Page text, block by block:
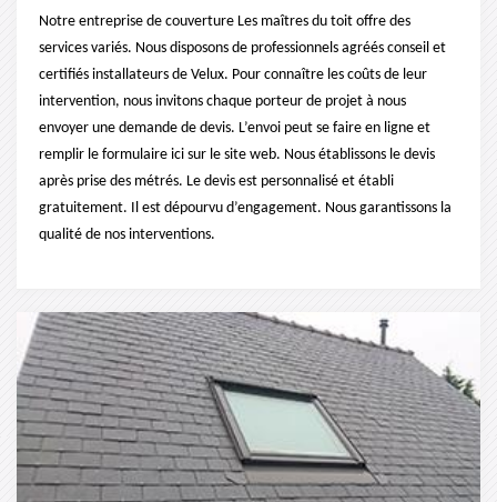
Notre entreprise de couverture Les maîtres du toit offre des
services variés. Nous disposons de professionnels agréés conseil et
certifiés installateurs de Velux. Pour connaître les coûts de leur
intervention, nous invitons chaque porteur de projet à nous
envoyer une demande de devis. L’envoi peut se faire en ligne et
remplir le formulaire ici sur le site web. Nous établissons le devis
après prise des métrés. Le devis est personnalisé et établi
gratuitement. Il est dépourvu d’engagement. Nous garantissons la
qualité de nos interventions.